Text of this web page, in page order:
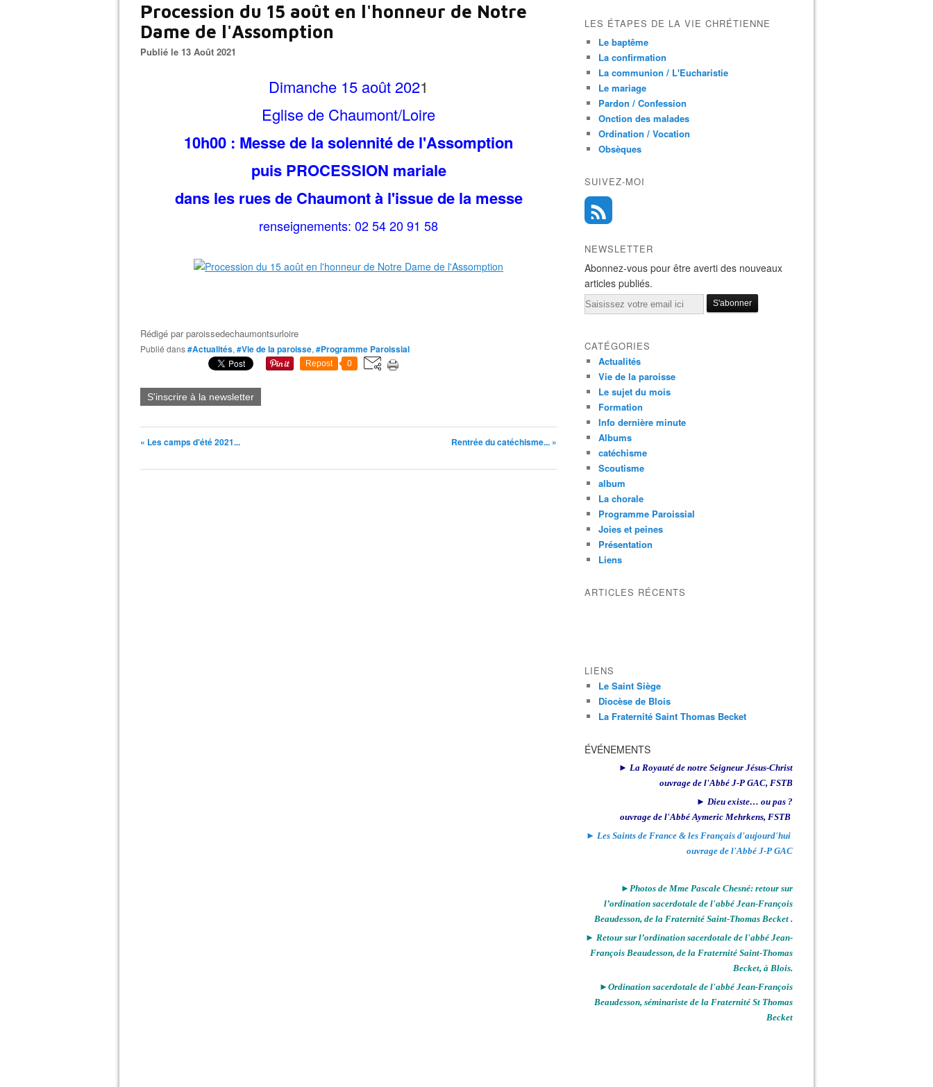
Procession du 15 août en l'honneur de Notre
Dame de l'Assomption
Publié le 13 Août 2021
Dimanche 15 août 2021
Eglise de Chaumont/Loire
10h00 : Messe de la solennité de l'Assomption
puis PROCESSION mariale
dans les rues de Chaumont à l'issue de la messe
renseignements: 02 54 20 91 58
Rédigé parparoissedechaumontsurloire
Publié dans#Actualités, #Vie de la paroisse, #Programme Paroissial
Repost 0
S'inscrire à la newsletter
« Les camps d'été 2021... Rentrée du catéchisme... »
LES ÉTAPES DE LA VIE CHRÉTIENNE
Le baptême
La confirmation
La communion / L'Eucharistie
Le mariage
Pardon / Confession
Onction des malades
Ordination / Vocation
Obsèques
SUIVEZ-MOI
NEWSLETTER
Abonnez-vous pour être averti des nouveaux
articles publiés.
Email
CATÉGORIES
Actualités
Vie de la paroisse
Le sujet du mois
Formation
Info dernière minute
Albums
catéchisme
Scoutisme
album
La chorale
Programme Paroissial
Joies et peines
Présentation
Liens
ARTICLES RÉCENTS
LIENS
Le Saint Siège
Diocèse de Blois
La Fraternité Saint Thomas Becket
ÉVÉNEMENTS
► La Royauté de notre Seigneur Jésus-Christ
ouvrage de l'Abbé J-P GAC, FSTB
► Dieu existe… ou pas ?
ouvrage de l'Abbé Aymeric Mehrkens, FSTB
► Les Saints de France & les Français d'aujourd'hui
ouvrage de l'Abbé J-P GAC
►Photos de Mme Pascale Chesné: retour sur
l’ordination sacerdotale de l'abbé Jean-François
Beaudesson, de la Fraternité Saint-Thomas Becket .
► Retour sur l’ordination sacerdotale de l'abbé Jean-
François Beaudesson, de la Fraternité Saint-Thomas
Becket, à Blois.
►Ordination sacerdotale de l'abbé Jean-François
Beaudesson, séminariste de la Fraternité St Thomas
Becket